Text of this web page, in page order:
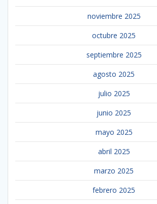
noviembre 2025
octubre 2025
septiembre 2025
agosto 2025
julio 2025
junio 2025
mayo 2025
abril 2025
marzo 2025
febrero 2025